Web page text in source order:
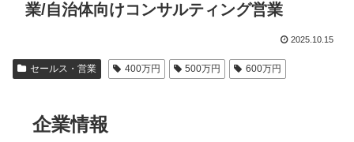
業/自治体向けコンサルティング営業
2025.10.15
セールス・営業 400万円 500万円 600万円
企業情報